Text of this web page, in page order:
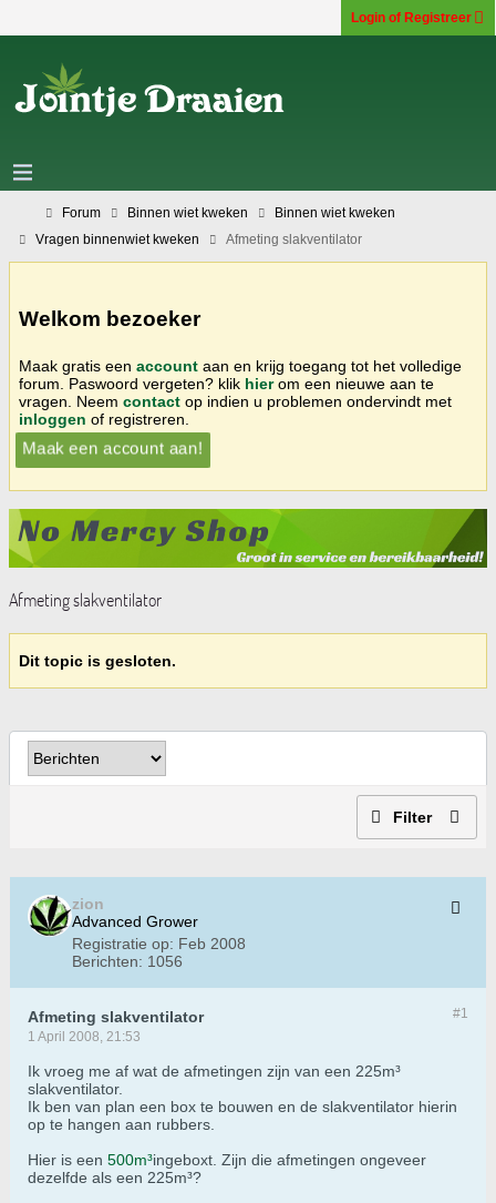
Login of Registreer
Forum Binnen wiet kweken
Binnen wiet kweken
Vragen binnenwiet kweken
Afmeting slakventilator
Welkom bezoeker
Maak gratis een account aan en krijg toegang tot het volledige
forum. Paswoord vergeten? klik hierom een nieuwe aan te
vragen. Neem contact op indien u problemen ondervindt met
inloggen of registreren.
Maak een account aan!
Afmeting slakventilator
Dit topic is gesloten.
Filter
zion
Advanced Grower
Registratie op: Feb 2008
Berichten: 1056
#1
Afmeting slakventilator
1 April 2008, 21:53
Ik vroeg me af wat de afmetingen zijn van een 225m³
slakventilator.
Ik ben van plan een box te bouwen en de slakventilator hierin
op te hangen aan rubbers.
Hier is een 500m³ingeboxt. Zijn die afmetingen ongeveer
dezelfde als een 225m³?